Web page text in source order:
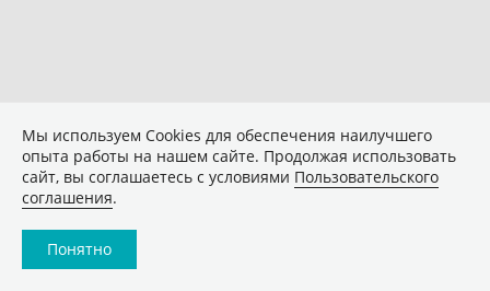
Мы используем Сookies для обеспечения наилучшего
опыта работы на нашем сайте. Продолжая использовать
сайт, вы соглашаетесь с условиями Пользовательского
соглашения.
Понятно